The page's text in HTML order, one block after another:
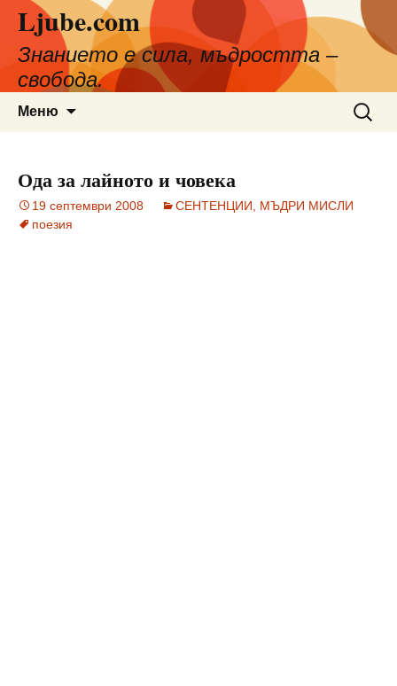
съдържанието
Ljube.com
Знанието е сила, мъдростта –
свобода.
Меню
за:
Ода за лайното и човека
19 септември 2008
СЕНТЕНЦИИ, МЪДРИ МИСЛИ
поезия